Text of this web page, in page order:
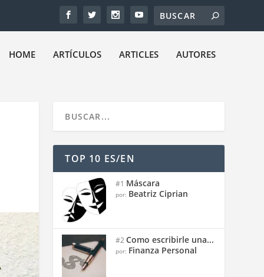
HOME ARTÍCULOS ARTICLES AUTORES
TOP 10 ES/EN
#1 Máscara
por: Beatriz Ciprian
#2Como escribirle una...
por: Finanza Personal